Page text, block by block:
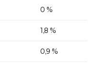
0 %
1,8 %
0,9 %